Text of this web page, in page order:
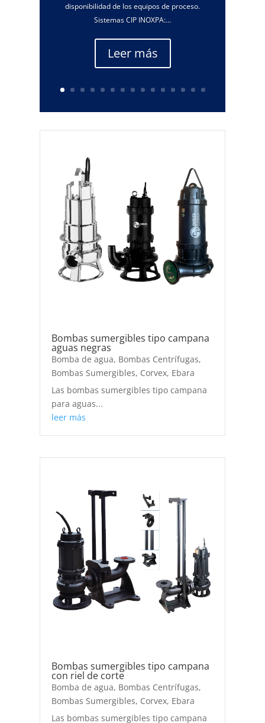
disponibilidad de los equipos de proceso.
Sistemas CIP INOXPA:...
Leer más
Bombas sumergibles tipo campana
aguas negras
Bomba de agua, Bombas Centrífugas,
Bombas Sumergibles, Corvex, Ebara
Las bombas sumergibles tipo campana
para aguas...
leer más
Bombas sumergibles tipo campana
con riel de corte
Bomba de agua, Bombas Centrífugas,
Bombas Sumergibles, Corvex, Ebara
Las bombas sumergibles tipo campana